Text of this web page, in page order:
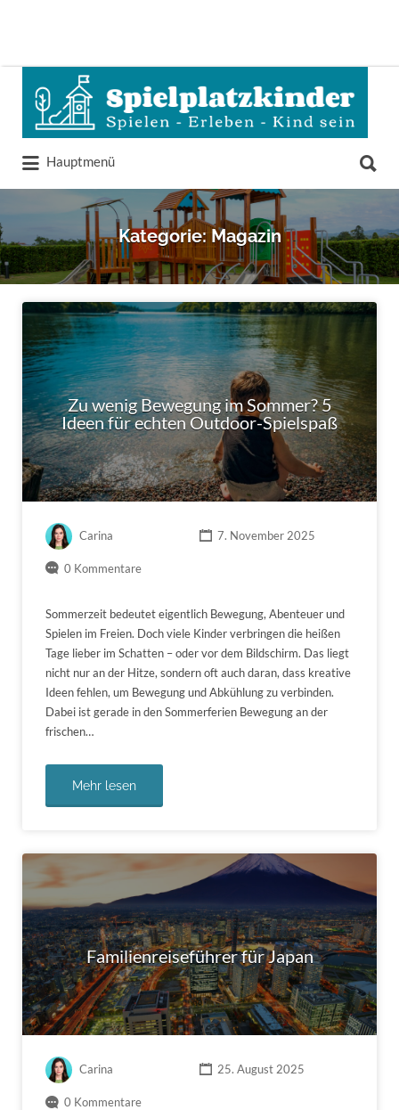
Suchen
nach:
Hauptmenü
nach:
Kategorie:Magazin
Zu wenig Bewegung im Sommer? 5
Ideen für echten Outdoor-Spielspaß
Carina 7. November 2025
0 Kommentare
Sommerzeit bedeutet eigentlich Bewegung, Abenteuer und
Spielen im Freien. Doch viele Kinder verbringen die heißen
Tage lieber im Schatten – oder vor dem Bildschirm. Das liegt
nicht nur an der Hitze, sondern oft auch daran, dass kreative
Ideen fehlen, um Bewegung und Abkühlung zu verbinden.
Dabei ist gerade in den Sommerferien Bewegung an der
frischen…
Mehr lesen
Familienreiseführer für Japan
Carina 25. August 2025
0 Kommentare